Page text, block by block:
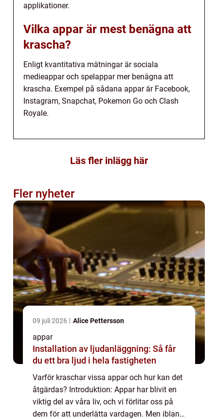
applikationer.
Vilka appar är mest benägna att
krascha?
Enligt kvantitativa mätningar är sociala
medieappar och spelappar mer benägna att
krascha. Exempel på sådana appar är Facebook,
Instagram, Snapchat, Pokemon Go och Clash
Royale.
Läs fler inlägg här
Fler nyheter
09 juli 2026 Alice Pettersson
appar
Installation av ljudanläggning: Så får
du ett bra ljud i hela fastigheten
Varför kraschar vissa appar och hur kan det
åtgärdas? Introduktion: Appar har blivit en
viktig del av våra liv, och vi förlitar oss på
dem för att underlätta vardagen. Men ibland